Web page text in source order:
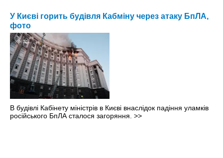
У Києві горить будівля Кабміну через атаку БпЛА,
фото
В будівлі Кабінету міністрів в Києві внаслідок падіння уламків
російського БпЛА сталося загоряння. >>